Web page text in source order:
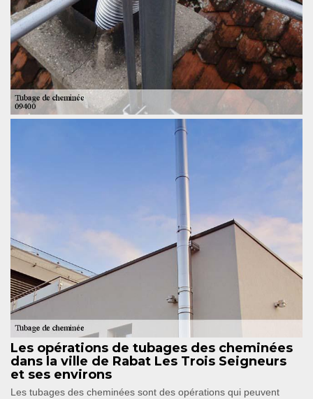
Les opérations de tubages des cheminées
dans la ville de Rabat Les Trois Seigneurs
et ses environs
Les tubages des cheminées sont des opérations qui peuvent